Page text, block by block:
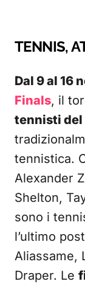
TENNIS,
Dal 9 al 16
Finals, il
tennisti del
tennistica.
Alexander
Shelton,
sono i
l’ultimo
Aliassame,
Draper. Le